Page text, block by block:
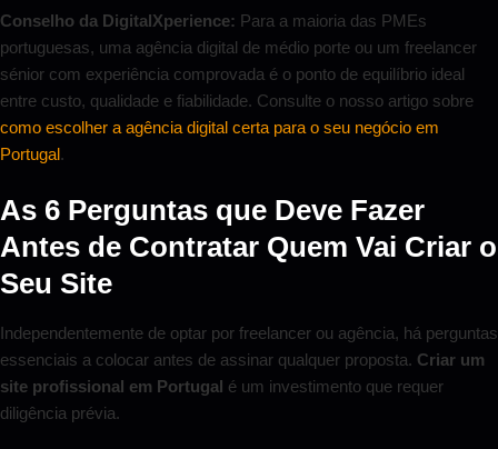
Conselho da DigitalXperience: Para a maioria das PMEs
portuguesas, uma agência digital de médio porte ou um freelancer
sénior com experiência comprovada é o ponto de equilíbrio ideal
entre custo, qualidade e fiabilidade. Consulte o nosso artigo sobre
como escolher a agência digital certa para o seu negócio em
Portugal.
As 6 Perguntas que Deve Fazer
Antes de Contratar Quem Vai Criar o
Seu Site
Independentemente de optar por freelancer ou agência, há perguntas
essenciais a colocar antes de assinar qualquer proposta. Criar um
site profissional em Portugal é um investimento que requer
diligência prévia.